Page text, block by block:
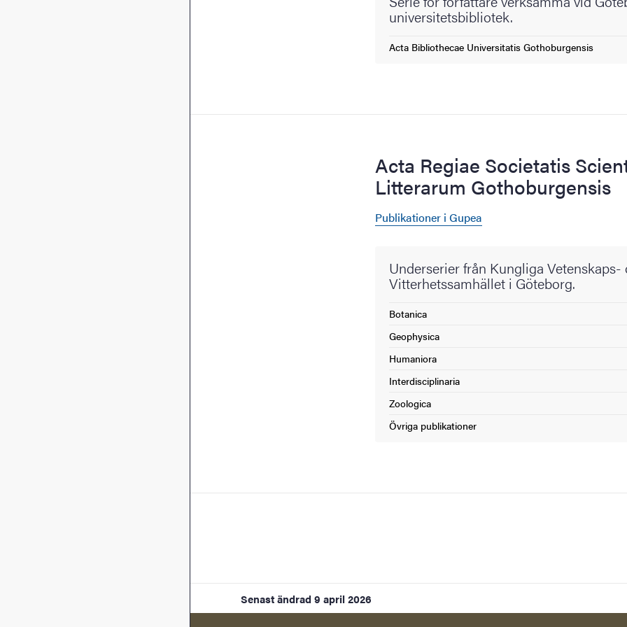
universitetsbibliotek.
Acta Bibliothecae Universitatis Gothoburgensis
Acta Regiae Societatis
Litterarum Gothoburgensis
Publikationer i Gupea
Underserier från Kungliga Vetenskaps-
Vitterhetssamhället i Göteborg.
Botanica
Geophysica
Humaniora
Interdisciplinaria
Zoologica
Övriga publikationer
Senast ändrad 9 april 2026